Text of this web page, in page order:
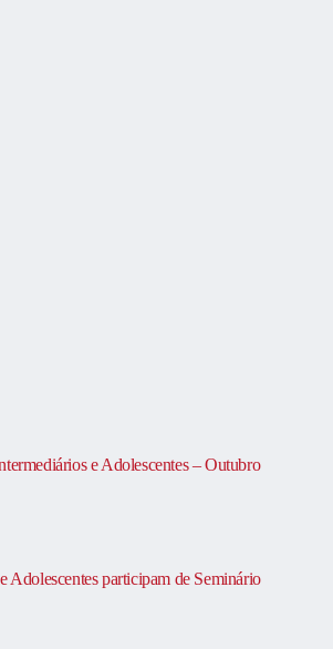
e Adolescentes – Outubro
Adolescentes participam de Seminário